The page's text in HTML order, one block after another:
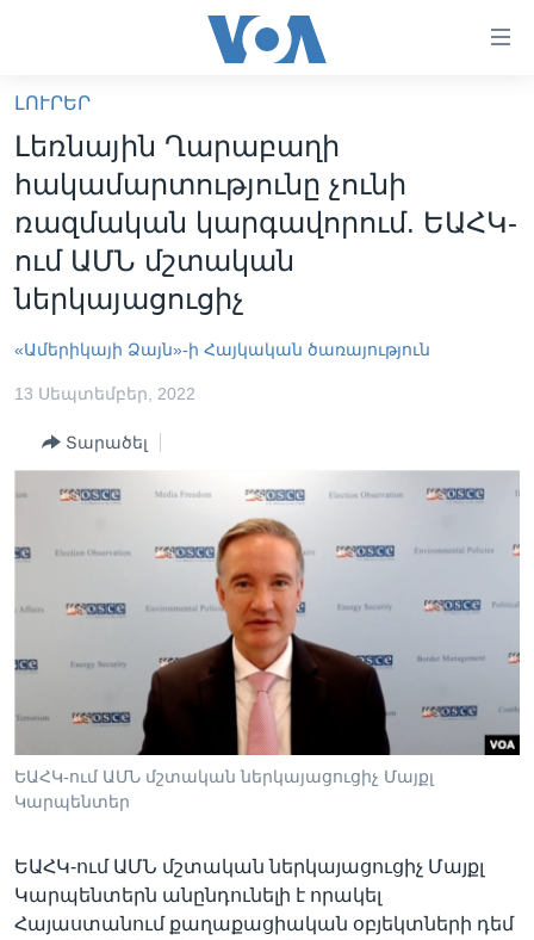
հիմնական
բովանդակությանը
անցնել
հիմնական
բովանդակությանը
հիմնական
բովանդակություն
ԼՈՒՐԵՐ
ՍՓՅՈՒՌՔ
ՏԵՍԱՆՅՈՒԹԵՐ
ՖԻԼՄԵՐ
ՖԻԼՄԵՐ
IN ENGLISH
ՄԵՐ ՄԱՍԻՆ
ՄԵՐ ՄԱՍԻՆ
ԿԱՊ ՄԵԶ ՀԵՏ
ՈՒԿՐԱԻՆԱԿԱՆ ՊԱՏԵՐԱԶՄ
Learning English
ՀԵՏԵՒԵՔ ՄԵԶ
Լեզուներ
ԼՈՒՐԵՐ
Լեռնային Ղարաբաղի
հակամարտությունը չունի
ռազմական կարգավորում. ԵԱՀԿ-
ում ԱՄՆ մշտական
ներկայացուցիչ
«Ամերիկայի Ձայն»-ի Հայկական ծառայություն
13 Սեպտեմբեր, 2022
Տարածել
ԵԱՀԿ-ում ԱՄՆ մշտական ներկայացուցիչ Մայքլ
Կարպենտեր
ԵԱՀԿ-ում ԱՄՆ մշտական ներկայացուցիչ Մայքլ
Կարպենտերն անընդունելի է որակել
Հայաստանում քաղաքացիական օբյեկտների դեմ